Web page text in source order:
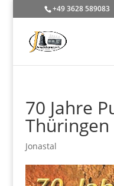
+49 3628 589083
70 Jahre
Thüringen
Jonastal